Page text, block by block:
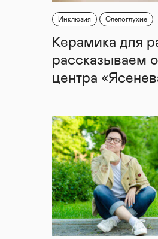
Инклюзия Слепоглухие
Керамика для
рассказываем
центра